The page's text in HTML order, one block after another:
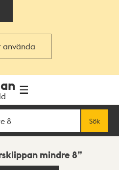
använda
Sök
mindre 8